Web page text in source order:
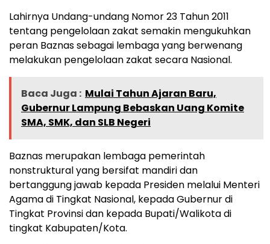
Lahirnya Undang-undang Nomor 23 Tahun 2011
tentang pengelolaan zakat semakin mengukuhkan
peran Baznas sebagai lembaga yang berwenang
melakukan pengelolaan zakat secara Nasional.
Baca Juga : Mulai Tahun Ajaran Baru,
Gubernur Lampung Bebaskan Uang Komite
SMA, SMK, dan SLB Negeri
Baznas merupakan lembaga pemerintah
nonstruktural yang bersifat mandiri dan
bertanggung jawab kepada Presiden melalui Menteri
Agama di Tingkat Nasional, kepada Gubernur di
Tingkat Provinsi dan kepada Bupati/Walikota di
tingkat Kabupaten/Kota.